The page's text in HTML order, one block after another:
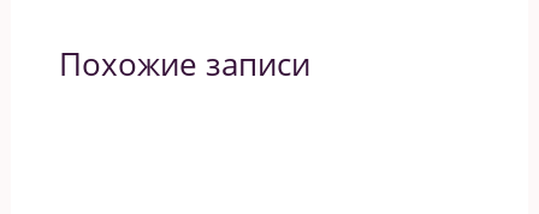
Похожие записи